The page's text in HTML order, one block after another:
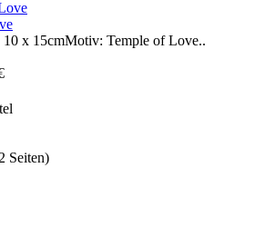
10 x 15cmMotiv: Temple of Love..
Seiten)